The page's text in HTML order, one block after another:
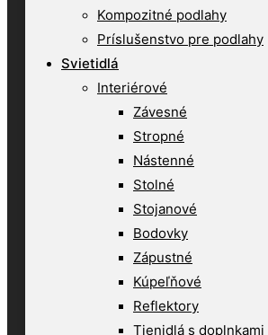
Kompozitné podlahy
Príslušenstvo pre podlahy
Svietidlá
Interiérové
Závesné
Stropné
Nástenné
Stolné
Stojanové
Bodovky
Zápustné
Kúpeľňové
Reflektory
Tienidlá s doplnkami